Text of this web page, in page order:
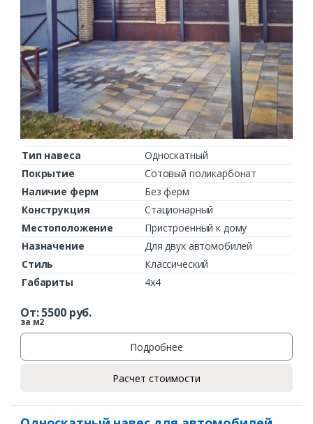
Тип навеса
Односкатный
Покрытие
Сотовый поликарбонат
Наличие ферм
Без ферм
Конструкция
Стационарный
Местоположение
Пристроенный к дому
Назначение
Для двух автомобилей
Стиль
Классический
Габариты
4х4
От:5500руб.
за м2
Подробнее
Расчет стоимости